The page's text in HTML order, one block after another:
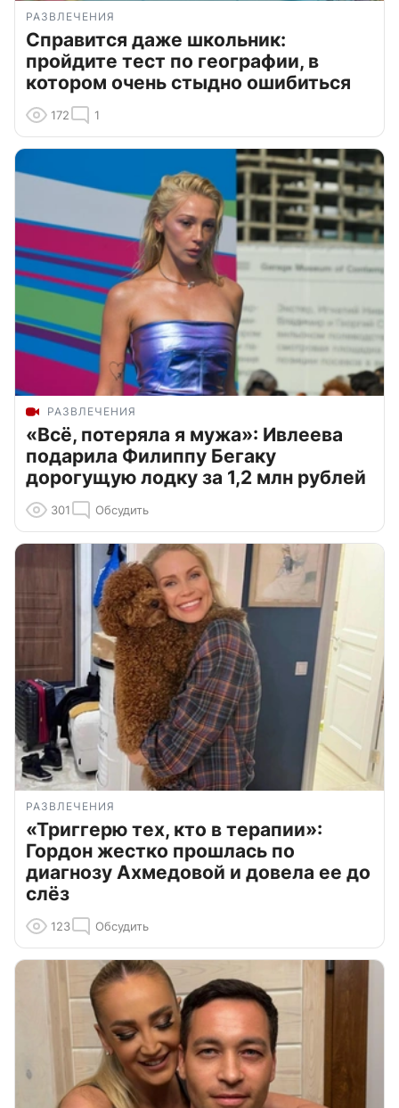
РАЗВЛЕЧЕНИЯ
Справится даже школьник:
пройдите тест по географии, в
котором очень стыдно ошибиться
172 1
РАЗВЛЕЧЕНИЯ
«Всё, потеряла я мужа»: Ивлеева
подарила Филиппу Бегаку
дорогущую лодку за 1,2 млн рублей
301 Обсудить
РАЗВЛЕЧЕНИЯ
«Триггерю тех, кто в терапии»:
Гордон жестко прошлась по
диагнозу Ахмедовой и довела ее до
слёз
123 Обсудить